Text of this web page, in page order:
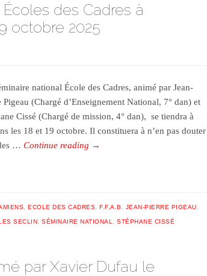
des Cadres à
octobre 2025
national École des Cadres, animé par Jean-
Pigeau (Chargé d’Enseignement National, 7° dan) et
Cissé (Chargé de mission, 4° dan), se tiendra à
les 18 et 19 octobre. Il constituera à n’en pas douter
…Continue reading →
ECOLE DES CADRES F.F.A.B JEAN-PIERRE PIGEAU
SECLIN SÉMINAIRE NATIONAL STÉPHANE CISSÉ
par Xavier Dufau le